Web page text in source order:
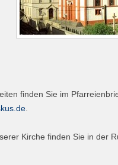
finden Sie im
Kirche finden Sie in der